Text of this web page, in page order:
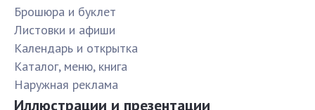
Брошюра и буклет
Листовки и афиши
Календарь и открытка
Каталог, меню, книга
Наружная реклама
Иллюстрации и презентации